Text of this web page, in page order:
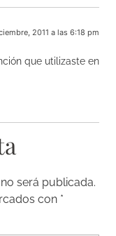
2011 a las 6:18 pm
que utilizaste en
será publicada.
con *